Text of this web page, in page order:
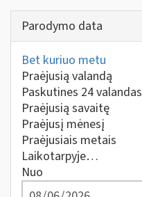
Parodymo data
Bet kuriuo metu
Praėjusią valandą
Paskutines 24 valandas
Praėjusią savaitę
Praėjusį mėnesį
Praėjusiais metais
Laikotarpyje…
Nuo